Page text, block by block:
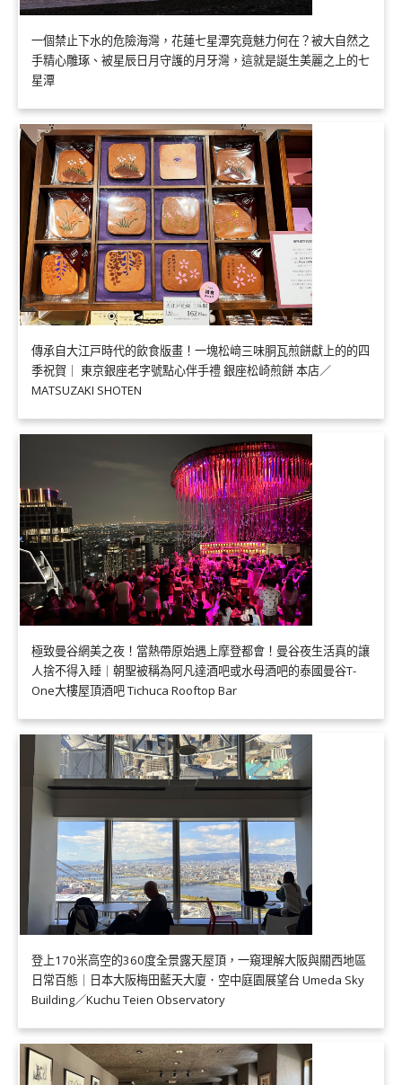
一個禁止下水的危險海灣，花蓮七星潭究竟魅力何在？被大自然之
手精心雕琢、被星辰日月守護的月牙灣，這就是誕生美麗之上的七
星潭
傳承自大江戸時代的飲食版畫！一塊松﨑三味胴瓦煎餅獻上的的四
季祝賀｜ 東京銀座老字號點心伴手禮 銀座松崎煎餅 本店／
MATSUZAKI SHOTEN
極致曼谷網美之夜！當熱帶原始遇上摩登都會！曼谷夜生活真的讓
人捨不得入睡｜朝聖被稱為阿凡達酒吧或水母酒吧的泰國曼谷T-
One大樓屋頂酒吧 Tichuca Rooftop Bar
登上170米高空的360度全景露天屋頂，一窺理解大阪與關西地區
日常百態｜日本大阪梅田藍天大廈．空中庭園展望台 Umeda Sky
Building／Kuchu Teien Observatory